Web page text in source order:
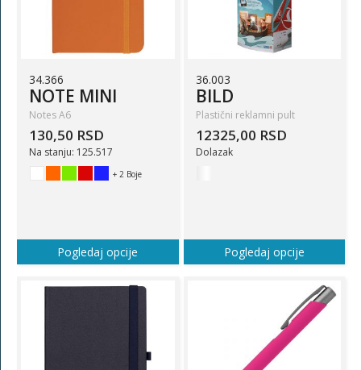
34.366
NOTE MINI
Notes A6
130,50 RSD
Na stanju: 125.517
+ 2 Boje
Pogledaj opcije
36.003
BILD
Plastični reklamni pult
12325,00 RSD
Dolazak
Pogledaj opcije